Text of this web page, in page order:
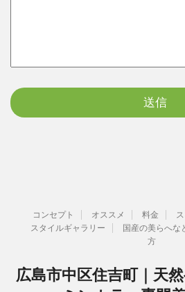
コンセプト オススメ 料金
スタイルギャラリー
国産の美らへな
方
広島市中区住吉町｜天